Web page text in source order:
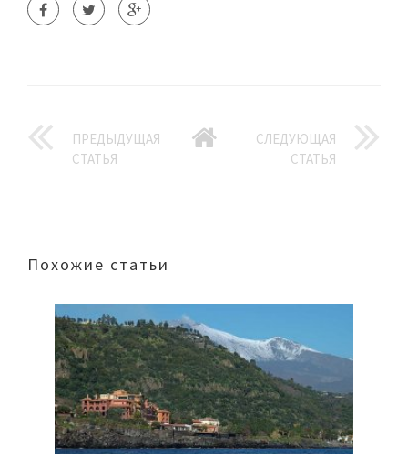
ПРЕДЫДУЩАЯ
СТАТЬЯ
СЛЕДУЮЩАЯ
СТАТЬЯ
Похожие статьи